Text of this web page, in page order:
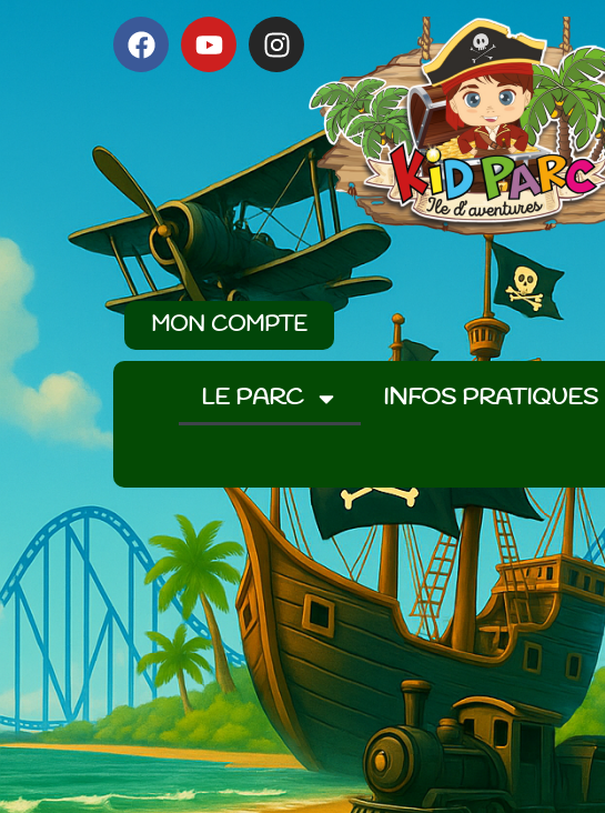
MON COMPTE
LE PARC INFOS PRATIQUES